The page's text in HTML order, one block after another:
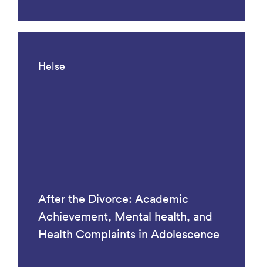
Helse
After the Divorce: Academic
Achievement, Mental health, and
Health Complaints in Adolescence